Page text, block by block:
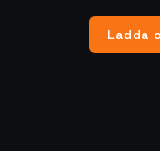
Ladda